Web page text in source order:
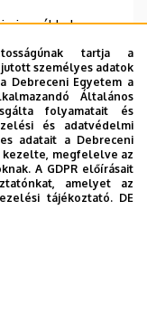
vizsgákkal
szezon. A
a Debreceni
és
tartja a
személyes adatok
Debreceni Egyetem a
Általános
folyamatait és
és adatvédelmi
adatait a Debreceni
kezelte, megfelelve az
A GDPR előírásait
amelyet az
tájékoztató. DE